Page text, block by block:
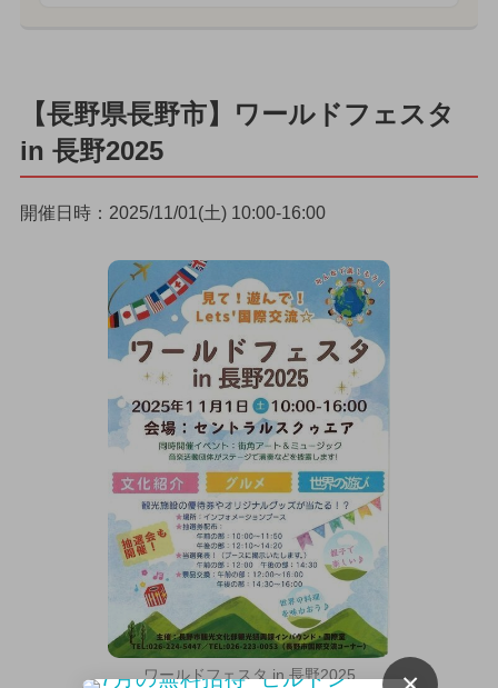
【長野県長野市】ワールドフェスタ
in 長野2025
開催日時：2025/11/01(土) 10:00-16:00
ワールドフェスタ in 長野2025